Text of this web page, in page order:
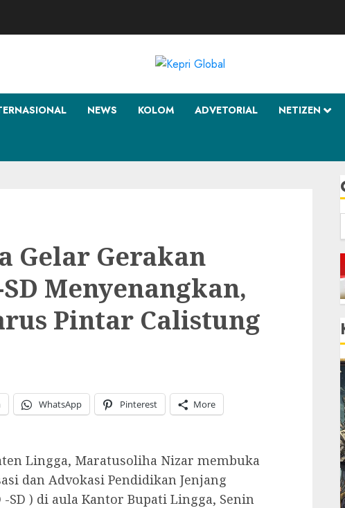
NEWS KOLOM ADVETORIAL NETIZEN
Gelar Gerakan
Menyenangkan,
Pintar Calistung
WhatsApp Pinterest More
Lingga, Maratusoliha Nizar membuka
dan Advokasi Pendidikan Jenjang
-SD ) di aula Kantor Bupati Lingga, Senin